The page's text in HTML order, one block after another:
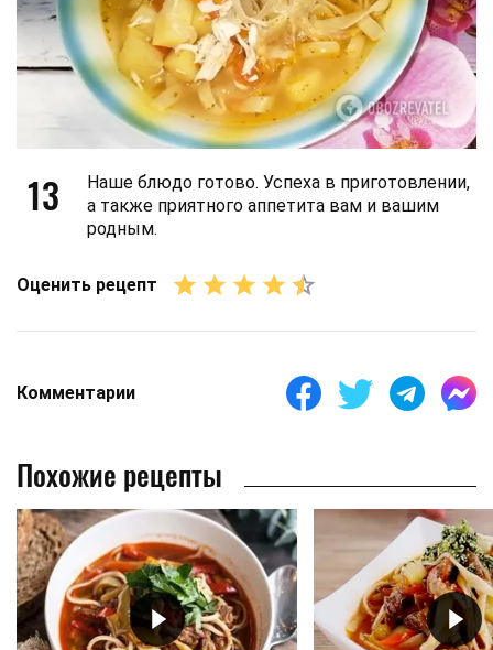
13
Наше блюдо готово. Успеха в приготовлении,
а также приятного аппетита вам и вашим
родным.
Оценить рецепт
Комментарии
Похожие рецепты